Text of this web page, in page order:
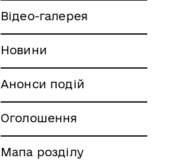
Відео-галерея
Новини
Анонси подій
Оголошення
Мапа розділу